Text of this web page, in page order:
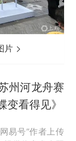
片
州河龙舟赛
看得见》
易号”作者上传